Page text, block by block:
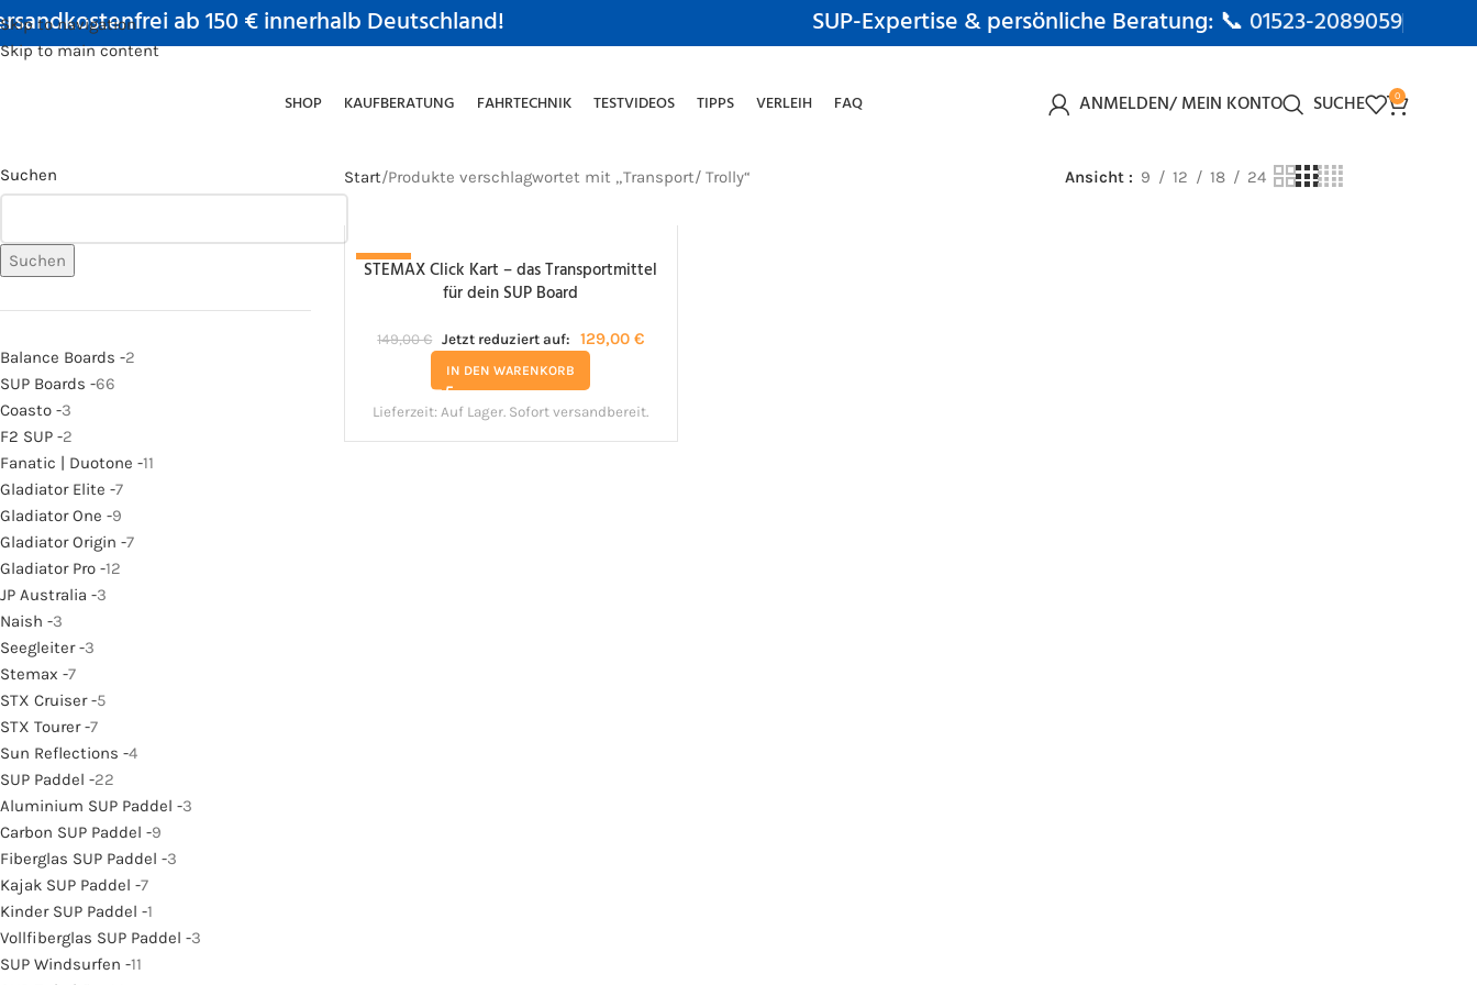
Skip to navigation
Skip to main content
ab 150 € innerhalb Deutschland! SUP-Expertise & persönliche Beratung: 📞 01523-2089059
SHOP KAUFBERATUNG FAHRTECHNIK TESTVIDEOS TIPPS VERLEIH FAQ ANMELDEN/ MEIN KONTO SUCHE 0
Suchen
Suchen
Balance Boards -2
SUP Boards -66
Coasto -3
F2 SUP -2
Fanatic | Duotone -11
Gladiator Elite -7
Gladiator One -9
Gladiator Origin -7
Gladiator Pro -12
JP Australia -3
Naish -3
Seegleiter -3
Stemax -7
STX Cruiser -5
STX Tourer -7
Sun Reflections -4
SUP Paddel -22
Aluminium SUP Paddel -3
Carbon SUP Paddel -9
Fiberglas SUP Paddel -3
Kajak SUP Paddel -7
Kinder SUP Paddel -1
Vollfiberglas SUP Paddel -3
SUP Windsurfen -11
Start Produkte verschlagwortet mit „Transport/ Trolly“ Ansicht 9 12 18 24
-13%
STEMAX Click Kart – das Transportmittel
für dein SUP Board
149,00€ Jetzt reduziert auf: 129,00€
IN DEN WARENKORB
Lieferzeit: Auf Lager. Sofort versandbereit.